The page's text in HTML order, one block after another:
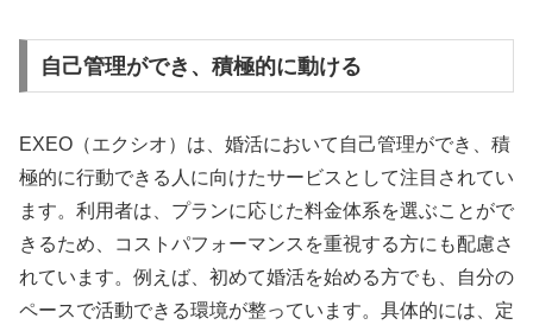
自己管理ができ、積極的に動ける
EXEO（エクシオ）は、婚活において自己管理ができ、積
極的に行動できる人に向けたサービスとして注目されてい
ます。利用者は、プランに応じた料金体系を選ぶことがで
きるため、コストパフォーマンスを重視する方にも配慮さ
れています。例えば、初めて婚活を始める方でも、自分の
ペースで活動できる環境が整っています。具体的には、定